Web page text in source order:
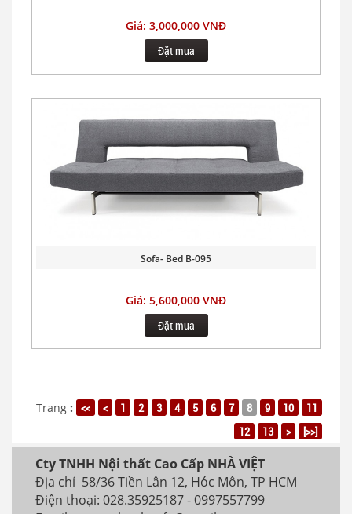
Giá: 3,000,000 VNĐ
Đặt mua
Sofa- Bed B-095
Giá: 5,600,000 VNĐ
Đặt mua
Trang : << < 1 2 3 4 5 6 7 8 9 10
11
12
13 > [>>]
Cty TNHH Nội thất Cao Cấp NHÀ VIỆT
Địa chỉ 58/36 Tiền Lân 12, Hóc Môn, TP HCM
Điện thoại: 028.35925187 - 0997557799